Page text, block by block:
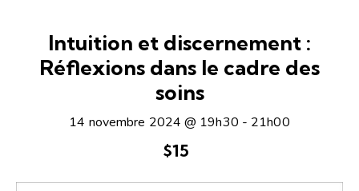
Intuition et discernement :
Réflexions dans le cadre des
soins
14 novembre 2024 @ 19h30 - 21h00
$15